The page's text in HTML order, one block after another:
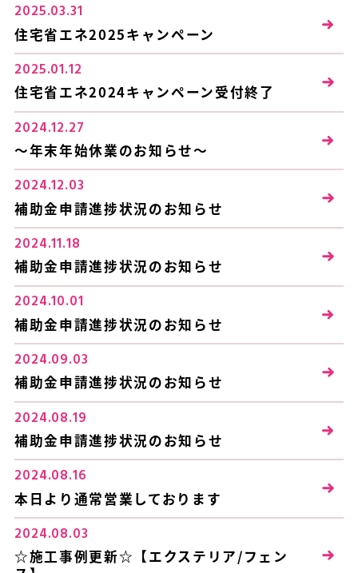
2025.03.31
住宅省エネ2025キャンペーン
2025.01.12
住宅省エネ2024キャンペーン受付終了
2024.12.27
～年末年始休業のお知らせ～
2024.12.03
補助金申請進捗状況のお知らせ
2024.11.18
補助金申請進捗状況のお知らせ
2024.10.01
補助金申請進捗状況のお知らせ
2024.09.03
補助金申請進捗状況のお知らせ
2024.08.19
補助金申請進捗状況のお知らせ
2024.08.16
本日より通常営業しております
2024.08.03
☆施工事例更新☆【エクステリア/フェン